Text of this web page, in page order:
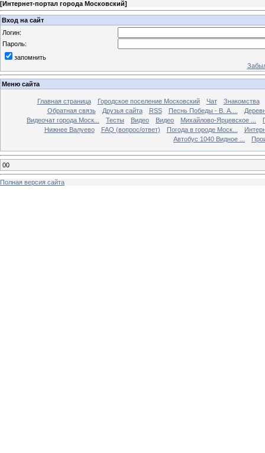
[Интернет-портал города Московский]
Вход на сайт
Логин:
Пароль:
запомнить
Меню сайта
Главная страница Городское поселение Московский Чат
Знакомства
Обратная связь
Друзья сайта RSS Песнь Победы - В. А....
Видеочат города Моск...
Тесты Видео Видео Михайлово-Ярцевское ...
Нижнее Валуево
FAQ (вопрос/ответ) Погода в городе Моск...
Автобус 1040 Видное ...
00
Полная версия сайта